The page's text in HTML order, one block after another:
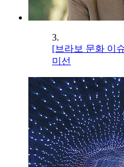
3.
[브라보 문화 이
미선